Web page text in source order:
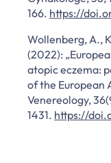
166. https://
Wollenberg, A.,
(2022):
atopic eczema:
of the European
Venereology,
1431. https://